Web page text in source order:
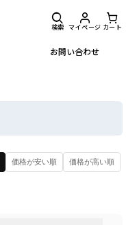
お問い合わせ
検索 マイページ カート
価格が安い順 価格が高い順